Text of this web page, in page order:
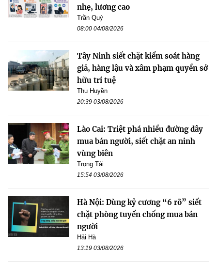
nhẹ, lương cao
Trần Quý
08:00 04/08/2026
Tây Ninh siết chặt kiểm soát hàng
giả, hàng lậu và xâm phạm quyền sở
hữu trí tuệ
Thu Huyền
20:39 03/08/2026
Lào Cai: Triệt phá nhiều đường dây
mua bán người, siết chặt an ninh
vùng biên
Trọng Tài
15:54 03/08/2026
Hà Nội: Dùng kỷ cương “6 rõ” siết
chặt phòng tuyến chống mua bán
người
Hải Hà
13:19 03/08/2026